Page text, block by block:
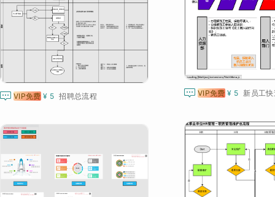
 VIP免费 ¥ 5 招聘总流程  VIP免费 ¥ 5